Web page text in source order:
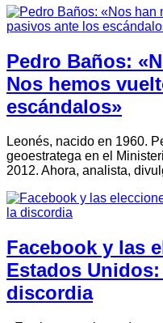
Pedro Baños:
Nos hemos
escándalos»
Leonés, nacido en 1960.
geoestratega en el
2012. Ahora, analista,
Facebook y las
Estados
discordia